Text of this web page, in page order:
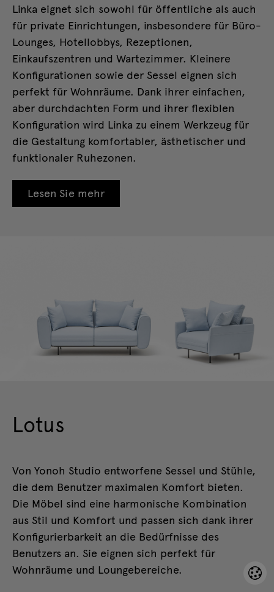
Linka eignet sich sowohl für öffentliche als auch
für private Einrichtungen, insbesondere für Büro-
Lounges, Hotellobbys, Rezeptionen,
Einkaufszentren und Wartezimmer. Kleinere
Konfigurationen sowie der Sessel eignen sich
perfekt für Wohnräume. Dank ihrer einfachen,
aber durchdachten Form und ihrer flexiblen
Konfiguration wird Linka zu einem Werkzeug für
die Gestaltung komfortabler, ästhetischer und
funktionaler Ruhezonen.
Lesen Sie mehr
Lotus
Von Yonoh Studio entworfene Sessel und Stühle,
die dem Benutzer maximalen Komfort bieten.
Die Möbel sind eine harmonische Kombination
aus Stil und Komfort und passen sich dank ihrer
Konfigurierbarkeit an die Bedürfnisse des
Benutzers an. Sie eignen sich perfekt für
Wohnräume und Loungebereiche.